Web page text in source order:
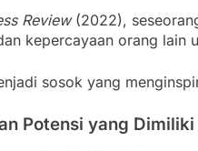
Review(2022),
kepercayaan orang lain
sosok yang
Potensi yang Dimiliki